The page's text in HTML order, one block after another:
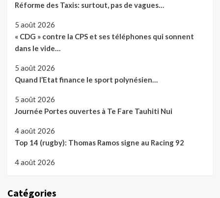
Réforme des Taxis: surtout, pas de vagues…
5 août 2026
« CDG » contre la CPS et ses téléphones qui sonnent
dans le vide…
5 août 2026
Quand l’Etat finance le sport polynésien…
5 août 2026
Journée Portes ouvertes à Te Fare Tauhiti Nui
4 août 2026
Top 14 (rugby): Thomas Ramos signe au Racing 92
4 août 2026
Catégories